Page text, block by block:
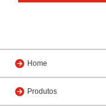
Home
Produtos